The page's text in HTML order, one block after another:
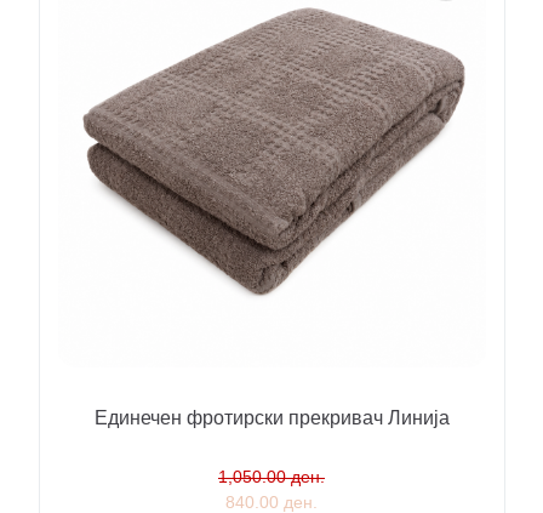
Единечен фротирски прекривач Линија
1,050.00 ден.
840.00 ден.